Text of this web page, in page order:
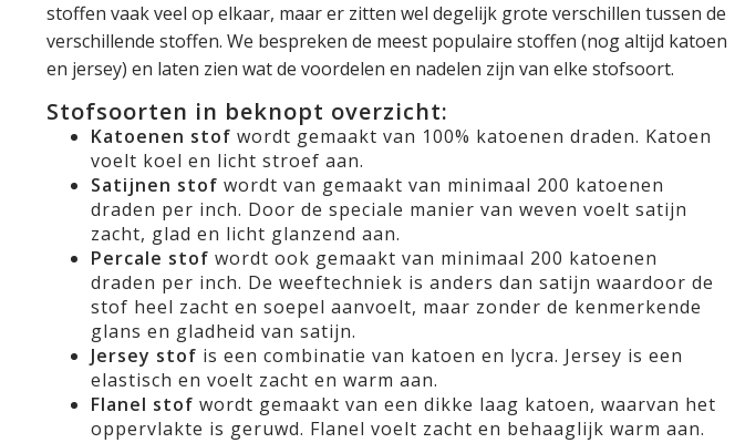
stoffen vaak veel op elkaar, maar er zitten wel degelijk grote verschillen tussen de
verschillende stoffen. We bespreken de meest populaire stoffen (nog altijd katoen
en jersey) en laten zien wat de voordelen en nadelen zijn van elke stofsoort.
Stofsoorten in beknopt overzicht:
Katoenen stof wordt gemaakt van 100% katoenen draden. Katoen
voelt koel en licht stroef aan.
Satijnen stof wordt van gemaakt van minimaal 200 katoenen
draden per inch. Door de speciale manier van weven voelt satijn
zacht, glad en licht glanzend aan.
Percale stof wordt ook gemaakt van minimaal 200 katoenen
draden per inch. De weeftechniek is anders dan satijn waardoor de
stof heel zacht en soepel aanvoelt, maar zonder de kenmerkende
glans en gladheid van satijn.
Jersey stof is een combinatie van katoen en lycra. Jersey is een
elastisch en voelt zacht en warm aan.
Flanel stof wordt gemaakt van een dikke laag katoen, waarvan het
oppervlakte is geruwd. Flanel voelt zacht en behaaglijk warm aan.